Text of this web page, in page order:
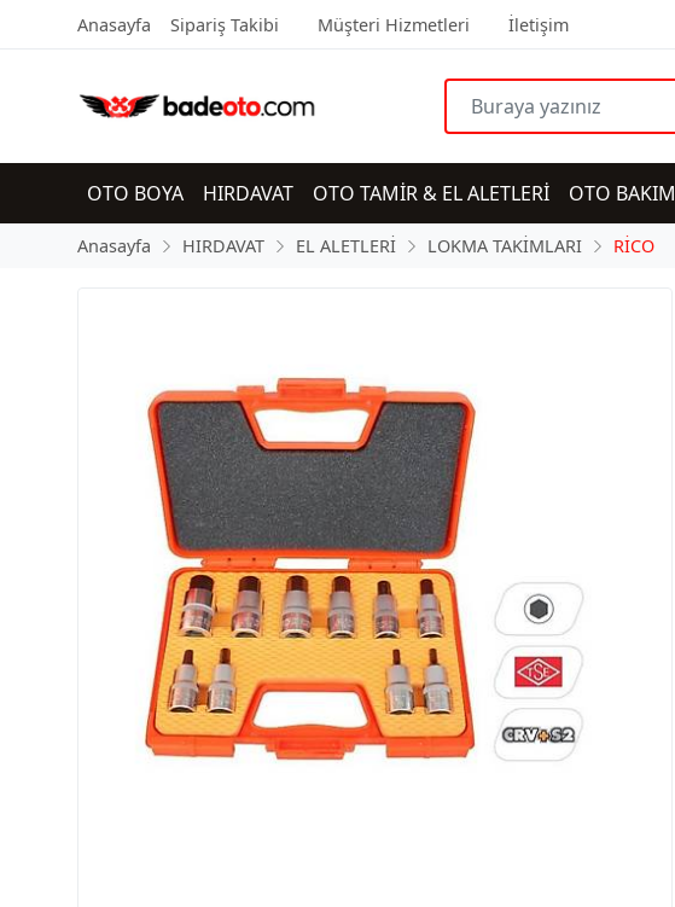
Anasayfa Sipariş Takibi Müşteri Hizmetleri İletişim
OTO BOYA HIRDAVAT OTO TAMİR & EL ALETLERİ OTO BAKIM
Anasayfa HIRDAVAT EL ALETLERİ LOKMA TAKİMLARI RİCO